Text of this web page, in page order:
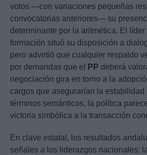
votos —con variaciones pequeñas
convocatorias anteriores— su
determinante por la aritmética. El
formación situó su disposición a
pero advirtió que cualquier respaldo
por demandas que el
PP deberá
negociación gira en torno a la
cargos que asegurarían la estabilidad
términos semánticos, la política
victoria simbólica a la transacción
En clave estatal, los resultados
señales a los liderazgos nacionales: